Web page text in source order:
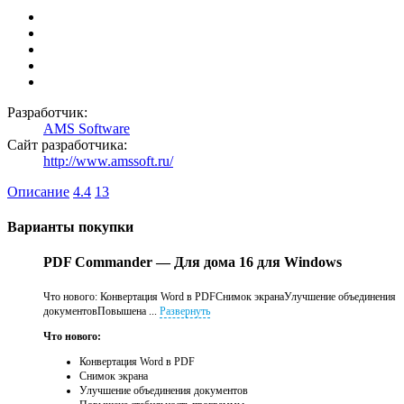
Разработчик:
AMS Software
Сайт разработчика:
http://www.amssoft.ru/
Описание 4.4 13
Варианты покупки
PDF Commander — Для дома 16 для Windows
Что нового: Конвертация Word в PDFСнимок экранаУлучшение объединения
документовПовышена ... Развернуть
Что нового:
Конвертация Word в PDF
Снимок экрана
Улучшение объединения документов